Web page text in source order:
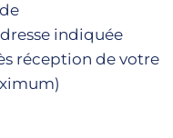
indiquée
réception de votre